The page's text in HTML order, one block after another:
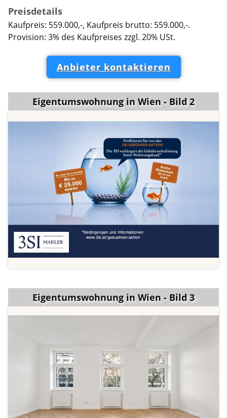
Preisdetails
Kaufpreis: 559.000,-, Kaufpreis brutto: 559.000,-.
Provision: 3% des Kaufpreises zzgl. 20% USt.
Anbieter kontaktieren
Eigentumswohnung in Wien - Bild 2
Eigentumswohnung in Wien - Bild 3